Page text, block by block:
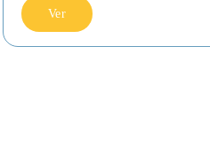
Ver